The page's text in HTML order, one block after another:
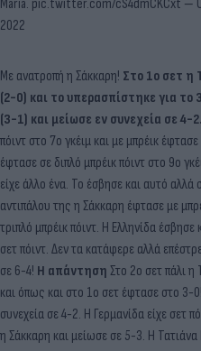
Maria. pic.twitter.com/cS4dmCKCxt —
2022
Με ανατροπή η Σάκκαρη! Στο 1ο σετ η
(2-0) και το υπερασπίστηκε για το
(3-1) και μείωσε εν συνεχεία σε 4-2.
πόιντ στο 7ο γκέιμ και με μπρέικ
έφτασε σε διπλό μπρέικ πόιντ στο 9ο
είχε άλλο ένα. Το έσβησε και αυτό
αντιπάλου της η Σάκκαρη έφτασε με
τριπλό μπρέικ πόιντ. Η Ελληνίδα
σετ πόιντ. Δεν τα κατάφερε αλλά
σε 6-4! Η απάντηση Στο 2ο σετ πάλι η
και όπως και στο 1ο σετ έφτασε στο 3-
συνεχεία σε 4-2. Η Γερμανίδα είχε σετ
η Σάκκαρη και μείωσε σε 5-3. Η